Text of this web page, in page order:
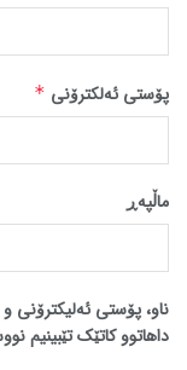
پۆستی ئەلکترۆنی *
ماڵپه‌ڕ
ناو، پۆستی ئەلیکترۆنی
داهاتوو کاتێک تێبینیم